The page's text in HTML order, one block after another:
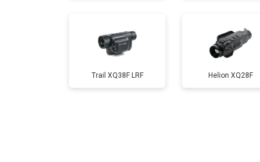
Trail XQ38F LRF Helion XQ28F